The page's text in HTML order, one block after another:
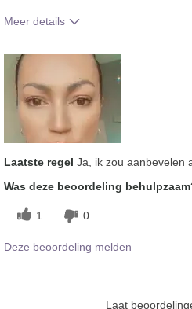
Meer details
Hoe bevalt je het product in
met andere door je gebruikte
decoratieve make-up?
Laatste regel Ja, ik zou aanbevelen
Was deze beoordeling
1 0
Deze beoordeling melden
Laat